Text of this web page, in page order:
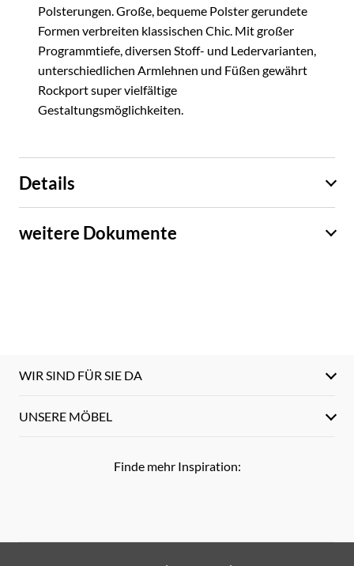
Polsterungen. Große, bequeme Polster gerundete
Formen verbreiten klassischen Chic. Mit großer
Programmtiefe, diversen Stoff- und Ledervarianten,
unterschiedlichen Armlehnen und Füßen gewährt
Rockport super vielfältige
Gestaltungsmöglichkeiten.
Details
weitere Dokumente
WIR SIND FÜR SIE DA
UNSERE MÖBEL
Finde mehr Inspiration: